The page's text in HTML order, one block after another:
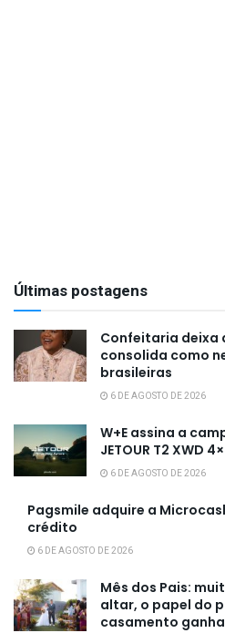
Últimas postagens
Confeitaria deixa
consolida como
brasileiras
6 DE AGOSTO DE 2026
W+E assina a
JETOUR T2 XWD
6 DE AGOSTO DE 2026
Pagsmile adquire a
crédito
6 DE AGOSTO DE 2026
Mês dos Pais:
altar, o papel do
casamento